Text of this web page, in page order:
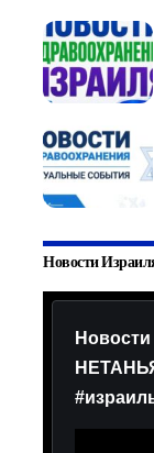
Новости